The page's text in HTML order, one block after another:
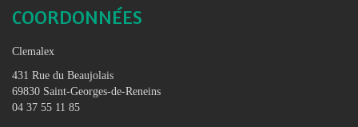
COORDONNÉES
Clemalex
431 Rue du Beaujolais
69830 Saint-Georges-de-Reneins
04 37 55 11 85